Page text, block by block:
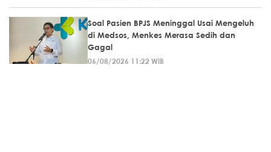
Soal Pasien BPJS Meninggal Usai Mengeluh
di Medsos, Menkes Merasa Sedih dan
Gagal
06/08/2026 11:22 WIB